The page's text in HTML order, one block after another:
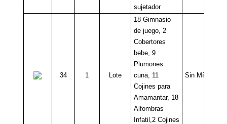
sujetador
34 1 Lote
18 Gimnasio
de juego, 2
Cobertores
bebe, 9
Plumones
cuna, 11
Cojines para
Amamantar, 18
Alfombras
Infatil,2 Cojines
Sin Mínimo